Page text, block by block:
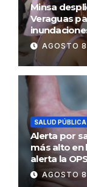
Minsa
Veraguas
AGOSTO
SALUD PÚBLICA
Alerta por
más alto en
alerta la
AGOSTO